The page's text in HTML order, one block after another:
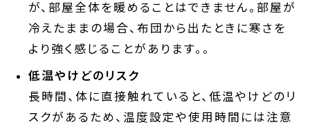
が、部屋全体を暖めることはできません。部屋が
冷えたままの場合、布団から出たときに寒さを
より強く感じることがあります。。
低温やけどのリスク
長時間、体に直接触れていると、低温やけどのリ
スクがあるため、温度設定や使用時間には注意